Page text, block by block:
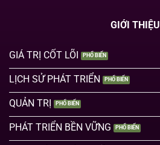
GIỚI THIỆU
GIÁ TRỊ CỐT LÕI
LỊCH SỬ PHÁT TRIỂN
QUẢN TRỊ
PHÁT TRIỂN BỀN VỮNG